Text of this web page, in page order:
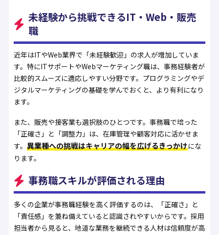
未経験から挑戦できるIT・Web・販売
職
近年はITやWeb業界で「未経験歓迎」の求人が増加していま
す。特にITサポートやWebマーケティング職は、事務経験者が
比較的スムーズに適応しやすい分野です。プログラミングやデ
ジタルマーケティングの基礎を学んでおくと、より有利になり
ます。
また、販売や接客業も選択肢のひとつです。事務職で培った
「正確さ」と「調整力」は、在庫管理や顧客対応に活かせま
す。 異業種への挑戦はキャリアの幅を広げるきっかけにな
ります。
事務職スキルが評価される理由
多くの企業が事務職経験を高く評価するのは、「正確さ」と
「責任感」を兼ね備えていると認識されやすいからです。採用
担当者から見ると、地道な業務を継続できる人材は信頼度が高